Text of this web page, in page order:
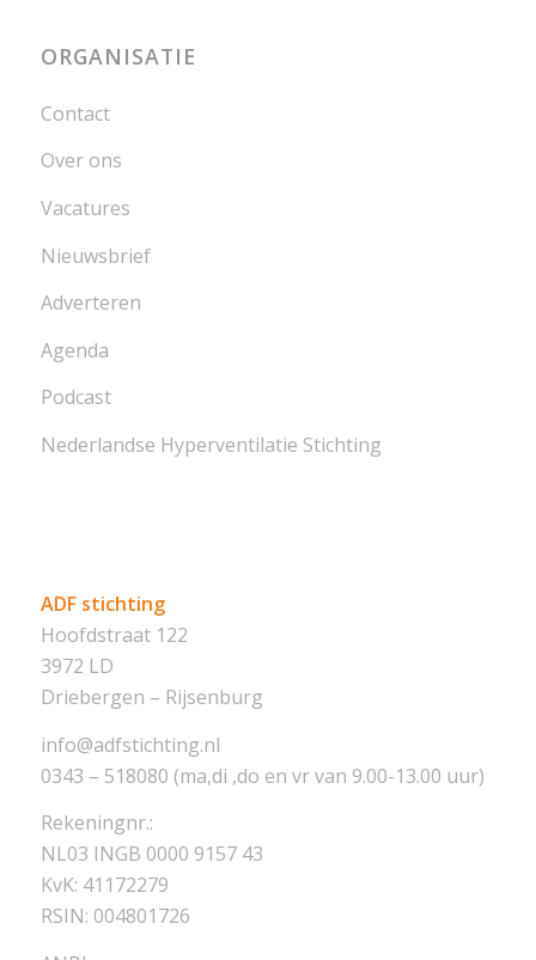
ORGANISATIE
Contact
Over ons
Vacatures
Nieuwsbrief
Adverteren
Agenda
Podcast
Nederlandse Hyperventilatie Stichting
ADF stichting
Hoofdstraat 122
3972 LD
Driebergen – Rijsenburg
info@adfstichting.nl
0343 – 518080 (ma,di ,do en vr van 9.00-13.00 uur)
Rekeningnr.:
NL03 INGB 0000 9157 43
KvK: 41172279
RSIN: 004801726